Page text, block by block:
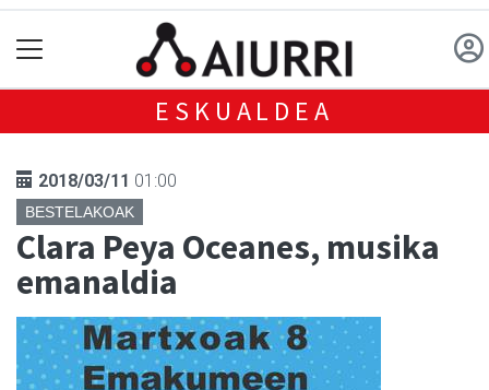
ESKUALDEA
2018/03/11 01:00
BESTELAKOAK
Clara Peya Oceanes, musika
emanaldia